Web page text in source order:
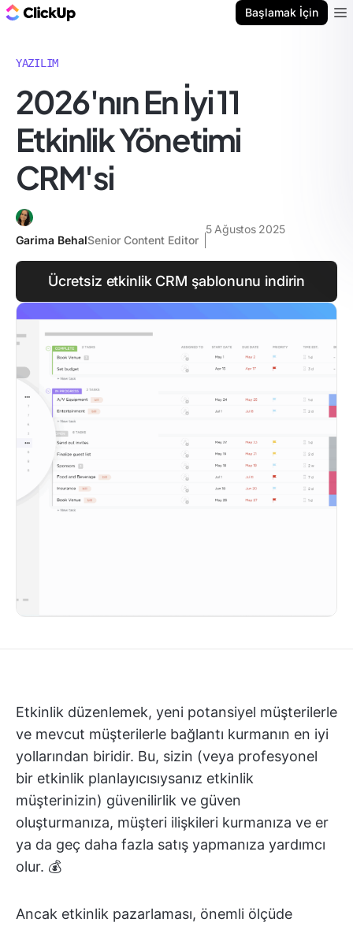
Başlamak İçin
YAZILIM
2026'nın En İyi 11
Etkinlik Yönetimi
CRM'si
Garima BehalSenior Content Editor
5 Ağustos 2025
Ücretsiz etkinlik CRM şablonunu indirin
Etkinlik düzenlemek, yeni potansiyel müşterilerle
ve mevcut müşterilerle bağlantı kurmanın en iyi
yollarından biridir. Bu, sizin (veya profesyonel
bir etkinlik planlayıcısıysanız etkinlik
müşterinizin) güvenilirlik ve güven
oluşturmanıza, müşteri ilişkileri kurmanıza ve er
ya da geç daha fazla satış yapmanıza yardımcı
olur. 💰
Ancak etkinlik pazarlaması, önemli ölçüde